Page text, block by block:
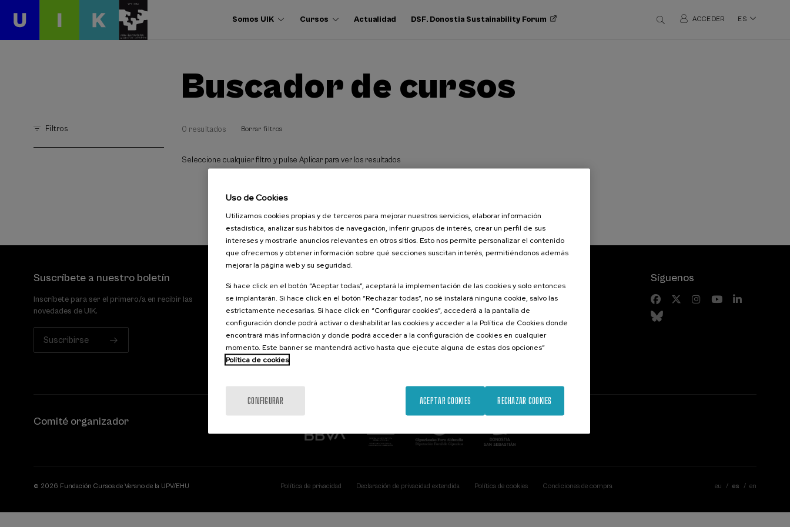
Somos UIK Cursos Actualidad DSF. Donostia Sustainability Forum ACCEDER ES
Buscador de cursos
Filtros 0 resultados Borrar filtros
Seleccione cualquier filtro y pulse Aplicar para ver los resultados
Suscríbete a nuestro boletín
Inscríbete para ser el primero/a en recibir las
novedades de UIK.
Suscribirse
Palacio Miramar
Paseo de Miraconcha, 48
20007 Donostia / San Sebastián
Gipuzkoa, Spain
Contacta con nosotros
Actividades anteriores
Síguenos
Comité organizador
© 2026 Fundación Cursos de Verano de la UPV/EHU Política de privacidad Declaración de privacidad extendida Política de cookies Condiciones de compra eu es en
Uso de Cookies
Utilizamos cookies propias y de terceros para mejorar nuestros servicios, elaborar información
estadística, analizar sus hábitos de navegación, inferir grupos de interés, crear un perfil de sus
intereses y mostrarle anuncios relevantes en otros sitios. Esto nos permite personalizar el contenido
que ofrecemos y obtener información sobre qué secciones suscitan interés, permitiéndonos además
mejorar la página web y su seguridad.
Si hace click en el botón “Aceptar todas”, aceptará la implementación de las cookies y solo entonces
se implantarán. Si hace click en el botón “Rechazar todas”, no sé instalará ninguna cookie, salvo las
estrictamente necesarias. Si hace click en “Configurar cookies”, accederá a la pantalla de
configuración donde podrá activar o deshabilitar las cookies y acceder a la Política de Cookies donde
encontrará más información y donde podrá acceder a la configuración de cookies en cualquier
momento. Este banner se mantendrá activo hasta que ejecute alguna de estas dos opciones”
Política de cookies
CONFIGURAR RECHAZAR COOKIES
ACEPTAR COOKIES